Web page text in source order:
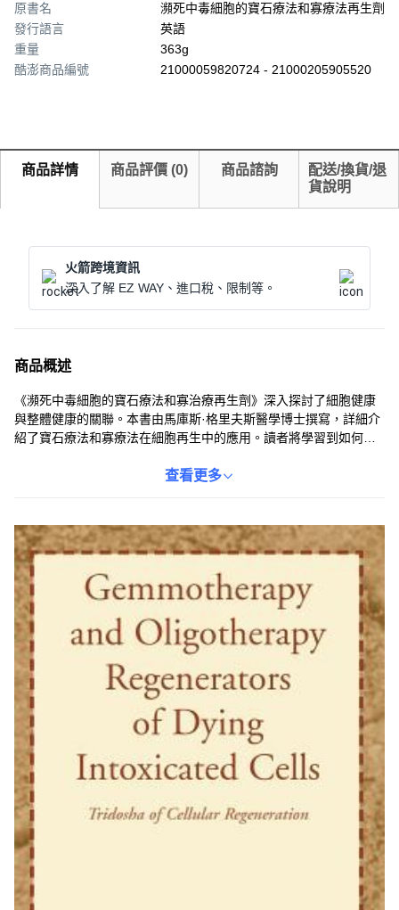
原書名
瀕死中毒細胞的寶石療法和寡療法再生劑
發行語言
英語
重量
363g
酷澎商品編號
21000059820724 - 21000205905520
商品詳情 商品評價 (0) 商品諮詢
配送/換貨/退
貨說明
火箭跨境資訊
深入了解 EZ WAY、進口稅、限制等。
商品概述
《瀕死中毒細胞的寶石療法和寡治療再生劑》深入探討了細胞健康
與整體健康的關聯。本書由馬庫斯·格里夫斯醫學博士撰寫，詳細介
紹了寶石療法和寡療法在細胞再生中的應用。讀者將學習到如何通
涵蓋了細胞再生的三要素，為讀者提供了一套全面的健康管理方
查看更多